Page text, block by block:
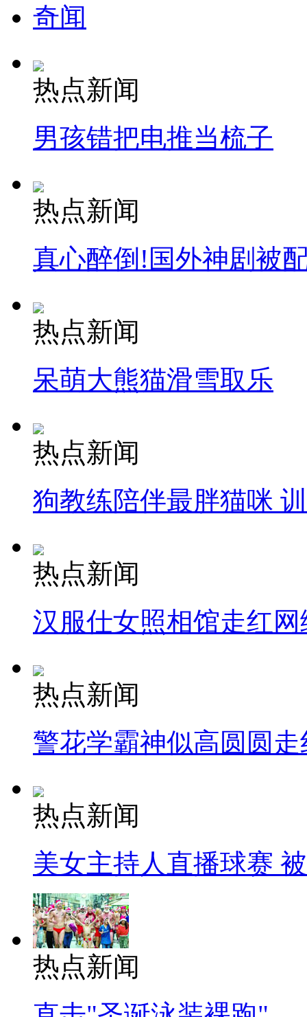
外交部：反对强权政治霸凌主义
安徽一实载49人客车翻车
走！跟着总书记去植树
消防员救轻生者 花炮节热闹非凡 减压"枕头大战"
纽约上演“枕头大战”
司机酒驾遇交警 急速倒车逃窜
奇闻
热点新闻
男孩错把电推当梳子
热点新闻
真心醉倒!国外神剧被
热点新闻
呆萌大熊猫滑雪取乐
热点新闻
狗教练陪伴最胖猫咪
热点新闻
汉服仕女照相馆走红网
热点新闻
警花学霸神似高圆圆走
热点新闻
美女主持人直播球赛
热点新闻